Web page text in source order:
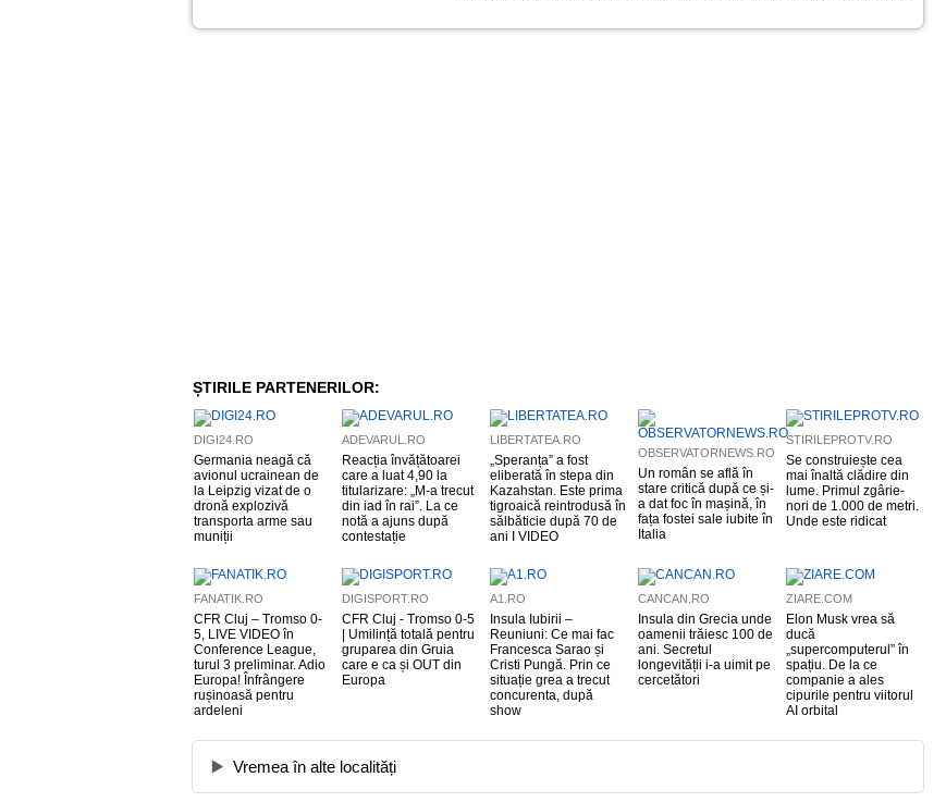
ȘTIRILE PARTENERILOR:
DIGI24.RO
Germania neagă că
avionul ucrainean de
la Leipzig vizat de o
dronă explozivă
transporta arme sau
muniții
ADEVARUL.RO
Reacția învățătoarei
care a luat 4,90 la
titularizare: „M-a trecut
din iad în rai”. La ce
notă a ajuns după
contestație
LIBERTATEA.RO
„Speranța” a fost
eliberată în stepa din
Kazahstan. Este prima
tigroaică reintrodusă în
sălbăticie după 70 de
ani I VIDEO
OBSERVATORNEWS.RO
Un român se află în
stare critică după ce și-
a dat foc în mașină, în
fața fostei sale iubite în
Italia
STIRILEPROTV.RO
Se construiește cea
mai înaltă clădire din
lume. Primul zgârie-
nori de 1.000 de metri.
Unde este ridicat
FANATIK.RO
CFR Cluj – Tromso 0-
5, LIVE VIDEO în
Conference League,
turul 3 preliminar. Adio
Europa! Înfrângere
rușinoasă pentru
ardeleni
DIGISPORT.RO
CFR Cluj - Tromso 0-5
| Umilință totală pentru
gruparea din Gruia
care e ca și OUT din
Europa
A1.RO
Insula Iubirii –
Reuniuni: Ce mai fac
Francesca Sarao și
Cristi Pungă. Prin ce
situație grea a trecut
concurenta, după
show
CANCAN.RO
Insula din Grecia unde
oamenii trăiesc 100 de
ani. Secretul
longevității i-a uimit pe
cercetători
ZIARE.COM
Elon Musk vrea să
ducă
„supercomputerul” în
spațiu. De la ce
companie a ales
cipurile pentru viitorul
AI orbital
Vremea în alte localități